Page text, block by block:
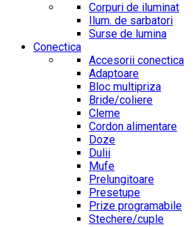
Corpuri de iluminat
Ilum. de sarbatori
Surse de lumina
Conectica
Accesorii conectica
Adaptoare
Bloc multipriza
Bride/coliere
Cleme
Cordon alimentare
Doze
Dulii
Mufe
Prelungitoare
Presetupe
Prize programabile
Stechere/cuple